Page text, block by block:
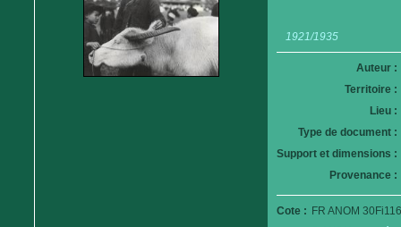
1921/1935
Auteur :
Territoire :
Lieu :
Type de document :
Support et dimensions :
Provenance :
Cote : FR ANOM